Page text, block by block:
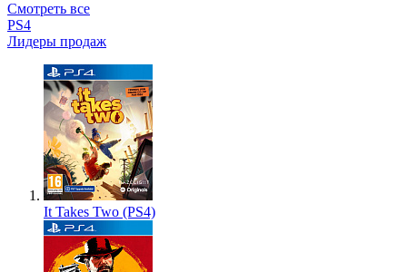
Смотреть все
PS4
Лидеры продаж
It Takes Two (PS4)